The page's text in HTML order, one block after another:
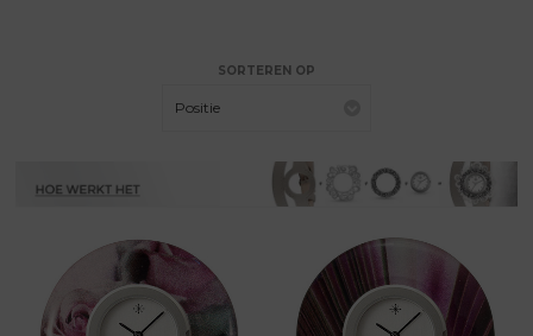
SORTEREN OP
Positie